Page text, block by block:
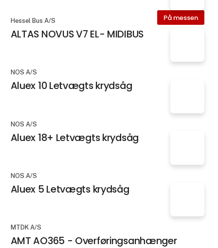
På messen
Hessel Bus A/S
ALTAS NOVUS V7 EL- MIDIBUS
NOS A/S
Aluex 10 Letvægts krydsåg
NOS A/S
Aluex 18+ Letvægts krydsåg
NOS A/S
Aluex 5 Letvægts krydsåg
MTDK A/S
AMT AO365 - Overføringsanhænger